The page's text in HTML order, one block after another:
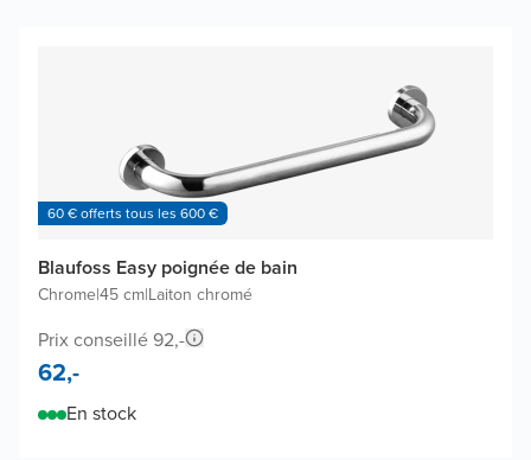
60 € offerts tous les 600 €
Blaufoss Easy poignée de bain
Chrome|45 cm|Laiton chromé
Prix conseillé 92,-
62,-
En stock